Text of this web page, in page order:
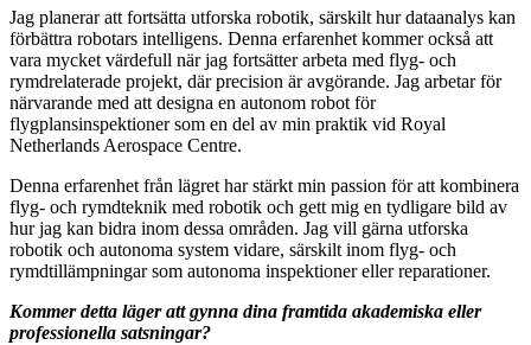
Jag planerar att fortsätta utforska robotik, särskilt hur dataanalys kan
förbättra robotars intelligens. Denna erfarenhet kommer också att
vara mycket värdefull när jag fortsätter arbeta med flyg- och
rymdrelaterade projekt, där precision är avgörande. Jag arbetar för
närvarande med att designa en autonom robot för
flygplansinspektioner som en del av min praktik vid Royal
Netherlands Aerospace Centre.
Denna erfarenhet från lägret har stärkt min passion för att kombinera
flyg- och rymdteknik med robotik och gett mig en tydligare bild av
hur jag kan bidra inom dessa områden. Jag vill gärna utforska
robotik och autonoma system vidare, särskilt inom flyg- och
rymdtillämpningar som autonoma inspektioner eller reparationer.
Kommer detta läger att gynna dina framtida akademiska eller
professionella satsningar?